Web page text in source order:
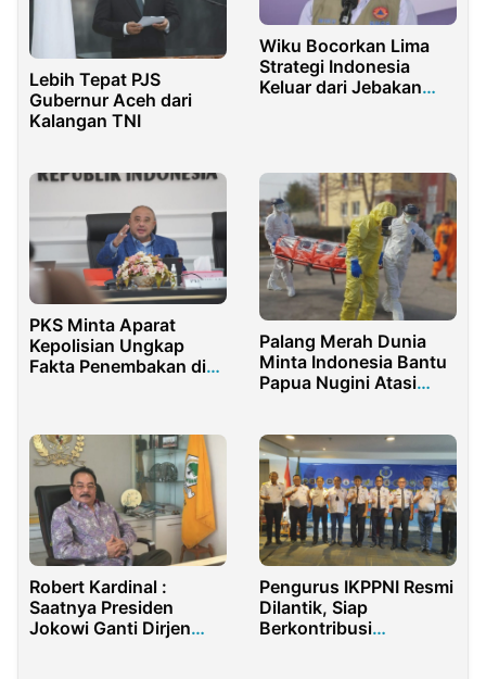
Lebih Tepat PJS
Gubernur Aceh dari
Kalangan TNI
Wiku Bocorkan Lima
Strategi Indonesia
Keluar dari Jebakan
PKS Minta Aparat
Kepolisian Ungkap
Fakta Penembakan di
Palang Merah Dunia
Minta Indonesia Bantu
Papua Nugini Atasi
Robert Kardinal :
Saatnya Presiden
Jokowi Ganti Dirjen
Pengurus IKPPNI Resmi
Dilantik, Siap
Berkontribusi